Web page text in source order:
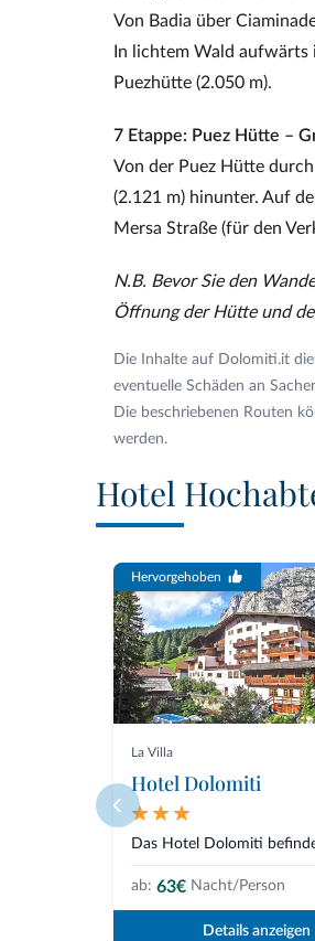
Von Badia über
In lichtem Wald aufwärts
Puezhütte (2.050 m).
7 Etappe: Puez Hütte –
Von der Puez Hütte
(2.121 m) hinunter. Auf
Mersa Straße (für den
N.B. Bevor Sie den
Öffnung der Hütte und
Die Inhalte auf Dolomiti.it
eventuelle Schäden an
Die beschriebenen Routen
werden.
Hotel
Hervorgehoben
La Villa
Hotel Dolomiti
ab: 63€ Nacht/Person
Details anzeigen